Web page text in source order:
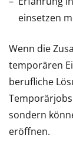
einsetzen
Wenn die
temporären
berufliche
sondern
eröffnen.